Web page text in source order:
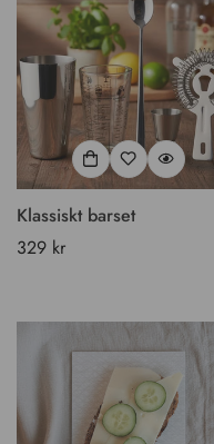
Klassiskt barset
Vanligt
329 kr